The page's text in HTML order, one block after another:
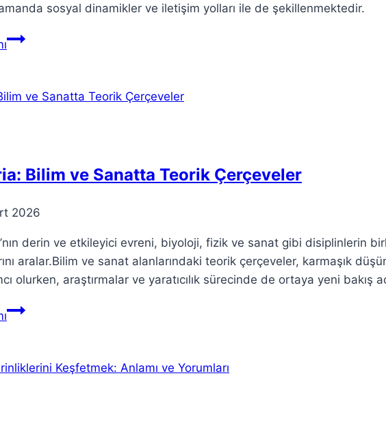
sosyal dinamikler ve iletişim yolları ile de şekillenmektedir.
Teorie
Davranışlarına
Bilim ve Sanatta Teorik Çerçeveler
2026
derin ve etkileyici evreni, biyoloji, fizik ve sanat gibi disiplinlerin
aralar.Bilim ve sanat alanlarındaki teorik çerçeveler, karmaşık
olurken, araştırmalar ve yaratıcılık sürecinde de ortaya yeni bakış
Teoria:
Sanatta